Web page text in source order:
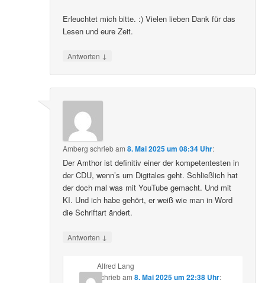
Erleuchtet mich bitte. :) Vielen lieben Dank für das
Lesen und eure Zeit.
Antworten ↓
Amberg schriebam8. Mai 2025 um 08:34 Uhr:
Der Amthor ist definitiv einer der kompetentesten in
der CDU, wenn’s um Digitales geht. Schließlich hat
der doch mal was mit YouTube gemacht. Und mit
KI. Und ich habe gehört, er weiß wie man in Word
die Schriftart ändert.
Antworten ↓
Alfred Lang
schriebam 8. Mai 2025 um 22:38 Uhr: